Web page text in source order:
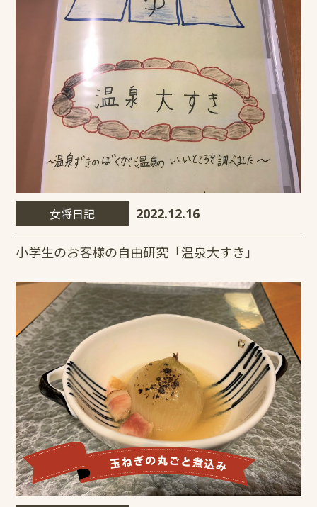
女将日記 2022.12.16
小学生のお客様の自由研究「温泉大すき」